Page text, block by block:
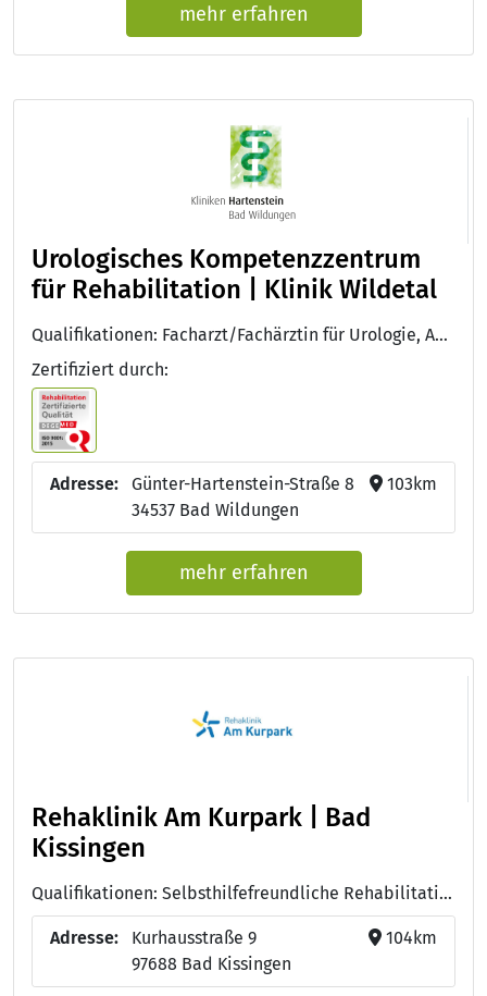
mehr erfahren
Urologisches Kompetenzzentrum
für Rehabilitation | Klinik Wildetal
Qualifikationen: Facharzt/Fachärztin für Urologie, Approbation als Arzt/Ärztin, Facharzt/Fachärztin für Innere Medizin, DEGEMED
Zertifiziert durch:
Adresse:
Günter-Hartenstein-Straße 8
34537 Bad Wildungen
103km
mehr erfahren
Rehaklinik Am Kurpark | Bad
Kissingen
Qualifikationen: Selbsthilfefreundliche Rehabilitationsklinik, QMS-Reha, Lehrklinik für Ernährungsmedizin, Station Ernährung - vollwertige Verpflegung in Krankenhäusern und Rehakliniken, ISO 9001 - internationale Qualitätsmanagement Norm
Adresse:
Kurhausstraße 9
97688 Bad Kissingen
104km